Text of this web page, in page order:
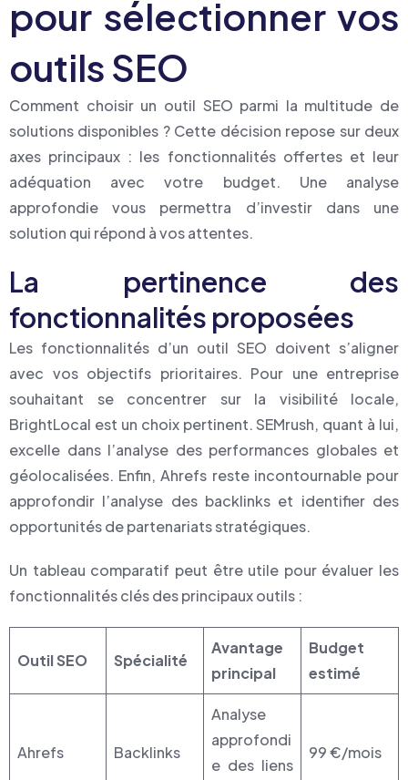
pour sélectionner vos
outils SEO
Comment choisir un outil SEO parmi la multitude de
solutions disponibles ? Cette décision repose sur deux
axes principaux : les fonctionnalités offertes et leur
adéquation avec votre budget. Une analyse
approfondie vous permettra d’investir dans une
solution qui répond à vos attentes.
La pertinence des
fonctionnalités proposées
Les fonctionnalités d’un outil SEO doivent s’aligner
avec vos objectifs prioritaires. Pour une entreprise
souhaitant se concentrer sur la visibilité locale,
BrightLocal est un choix pertinent. SEMrush, quant à lui,
excelle dans l’analyse des performances globales et
géolocalisées. Enfin, Ahrefs reste incontournable pour
approfondir l’analyse des backlinks et identifier des
opportunités de partenariats stratégiques.
Un tableau comparatif peut être utile pour évaluer les
fonctionnalités clés des principaux outils :
Outil SEO Spécialité
Avantage
principal
Budget
estimé
Ahrefs Backlinks
Analyse
approfondi
e des liens
99 €/mois